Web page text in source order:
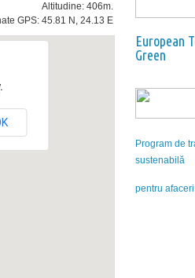
Altitudine: 406m.
GPS: 45.81 N, 24.13 E
European
Green
Program de
sustenabilă
pentru afaceri